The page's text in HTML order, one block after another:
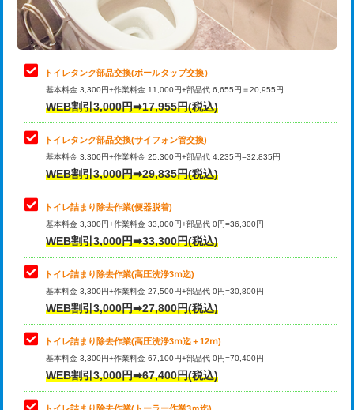
トイレタンク部品交換(ボールタップ交換）
基本料金 3,300円+作業料金 11,000円+部品代 6,655円＝20,955円
WEB割引3,000円➡17,955円(税込)
トイレタンク部品交換(サイフォン管交換)
基本料金 3,300円+作業料金 25,300円+部品代 4,235円=32,835円
WEB割引3,000円➡29,835円(税込)
トイレ詰まり除去作業(便器脱着)
基本料金 3,300円+作業料金 33,000円+部品代 0円=36,300円
WEB割引3,000円➡33,300円(税込)
トイレ詰まり除去作業(高圧洗浄3ⅿ迄)
基本料金 3,300円+作業料金 27,500円+部品代 0円=30,800円
WEB割引3,000円➡27,800円(税込)
トイレ詰まり除去作業(高圧洗浄3ⅿ迄＋12ⅿ)
基本料金 3,300円+作業料金 67,100円+部品代 0円=70,400円
WEB割引3,000円➡67,400円(税込)